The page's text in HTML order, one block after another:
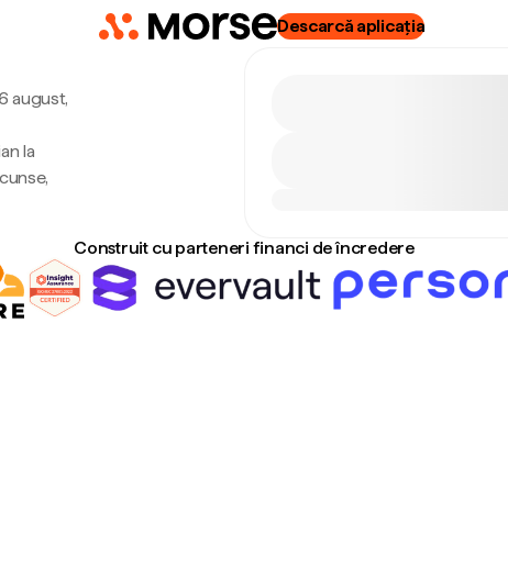
Descarcă aplicația
august,
la
Construit cu parteneri financi de încredere